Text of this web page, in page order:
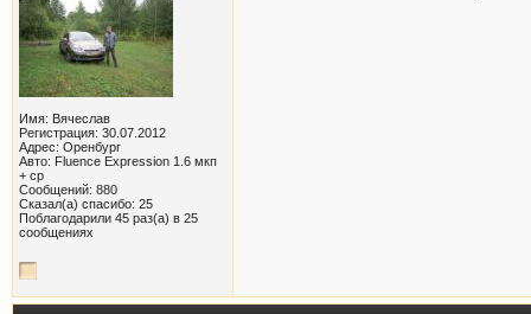
Имя: Вячеслав
Регистрация: 30.07.2012
Адрес: Оренбург
Авто: Fluence Expression 1.6 мкп
+ ср
Сообщений: 880
Сказал(а) спасибо: 25
Поблагодарили 45 раз(а) в 25
сообщениях